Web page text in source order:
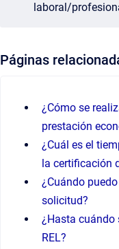
laboral/
Páginas
¿Cómo se
prestación
¿Cuál es el
la certificación
¿Cuándo
solicitud?
¿Hasta cuándo
REL?